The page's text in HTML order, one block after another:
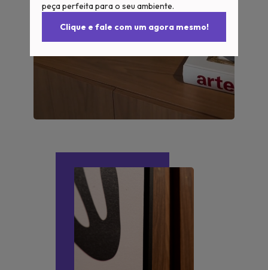
peça perfeita para o seu ambiente.
Clique e fale com um agora mesmo!